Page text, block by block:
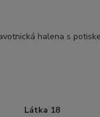
Látka 18